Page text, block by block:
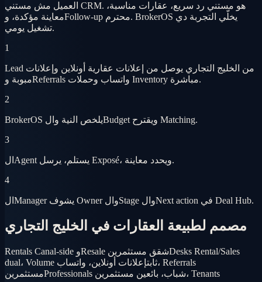
العميل مش مستني CRM. هو مستني رد سريع، عقارات مناسبة،
معاينة مؤكدة، وFollow-up محترم. BrokerOS يخلّي التجربة دي
تشغيل يومي.
1
Lead من الخليج التجاري يوصل من إعلانات عقارية أونلاين وإعلانات
مبوبة وReferrals واتساب وحملات Inventory مباشرة.
2
BrokerOS يلخص النية والBudget ويقترح Matching.
3
الAgent يستلم، يرسل Exposé، ويحدد معاينة.
4
الManager يشوف Owner والStage والNext action في Deal Hub.
مصمم لطبيعة العقارات في الخليج التجاري
Rentals Canal-side وResale شقق مستثمرينDesks Rental/Sales
dual، Volume ثابتإعلانات أونلاين، واتساب، Referrals
مستثمرين
Professionals شباب، بائعين مستثمرين، Tenants